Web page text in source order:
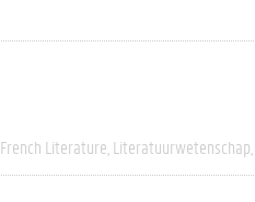
French Literature Literatuurwetenschap